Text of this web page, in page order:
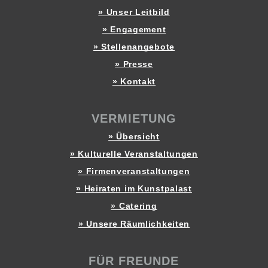
» Unser Leitbild
» Engagement
» Stellenangebote
» Presse
» Kontakt
VERMIETUNG
» Übersicht
» Kulturelle Veranstaltungen
» Firmenveranstaltungen
» Heiraten im Kunstpalast
» Catering
» Unsere Räumlichkeiten
FÜR FREUNDE